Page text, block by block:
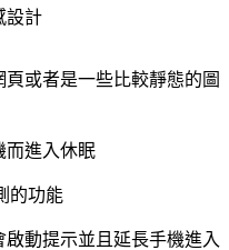
設計
或者是一些比較靜態的圖
而進入休眠
的功能
動提示並且延長手機進入